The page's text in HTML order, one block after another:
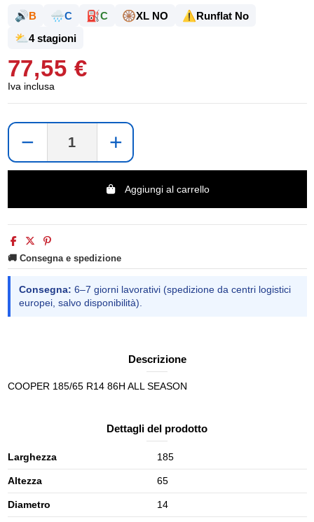
🔊B 🌧️C ⛽C 🛞XL NO ⚠️Runflat No
⛅ 4 stagioni
77,55 €
Iva inclusa
− +
Aggiungi al carrello
🚚 Consegna e spedizione
Consegna: 6–7 giorni lavorativi (spedizione da centri logistici
europei, salvo disponibilità).
Descrizione
COOPER 185/65 R14 86H ALL SEASON
Dettagli del prodotto
Larghezza 185
Altezza 65
Diametro 14